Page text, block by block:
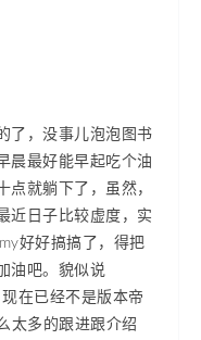
了，没事儿泡泡图书
晨最好能早起吃个油
就躺下了，虽然，
近日子比较虚度，实
好好搞搞了，得把
油吧。貌似说
在已经不是版本帝
太多的跟进跟介绍